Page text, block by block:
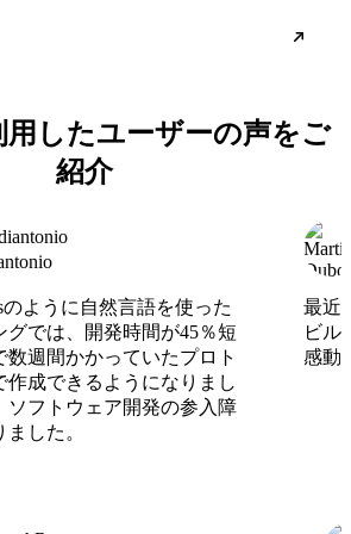
用したユーザーの声をご
紹介
のように自然言語を使った
グでは、開発時間が45％短
週間かかっていたプロト
作成できるようになりまし
ソフトウェア開発の参入障
した。
最近
ビル
感動